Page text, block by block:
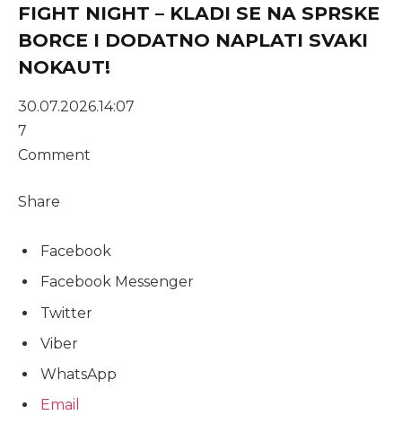
FIGHT NIGHT – KLADI SE NA SPRSKE
BORCE I DODATNO NAPLATI SVAKI
NOKAUT!
30.07.2026.14:07
7
Comment
Share
Facebook
Facebook Messenger
Twitter
Viber
WhatsApp
Email